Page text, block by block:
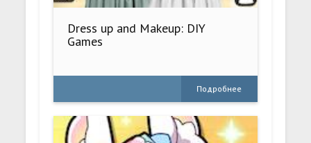
Dress up and Makeup: DIY
Games
Подробнее